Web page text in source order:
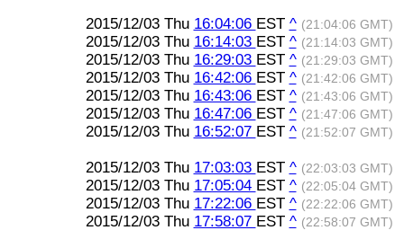
2015/12/03 Thu 16:04:06 EST ^ (21:04:06 GMT)
2015/12/03 Thu 16:14:03 EST ^ (21:14:03 GMT)
2015/12/03 Thu 16:29:03 EST ^ (21:29:03 GMT)
2015/12/03 Thu 16:42:06 EST ^ (21:42:06 GMT)
2015/12/03 Thu 16:43:06 EST ^ (21:43:06 GMT)
2015/12/03 Thu 16:47:06 EST ^ (21:47:06 GMT)
2015/12/03 Thu 16:52:07 EST ^ (21:52:07 GMT)
2015/12/03 Thu 17:03:03 EST ^ (22:03:03 GMT)
2015/12/03 Thu 17:05:04 EST ^ (22:05:04 GMT)
2015/12/03 Thu 17:22:06 EST ^ (22:22:06 GMT)
2015/12/03 Thu 17:58:07 EST ^ (22:58:07 GMT)